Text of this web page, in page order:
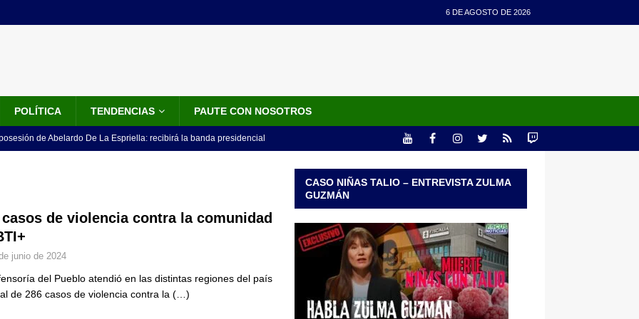
6 DE AGOSTO DE 2026
POLÍTICA TENDENCIAS PAUTE CON NOSOTROS
de Abelardo De La Espriella: recibirá la banda presidencial
LO ÚLTIMO
de la banda presidencial que portará Abelardo De La
de un sastre colombiano reconocido en el mundo
Fiscalía amplía investigación por presunto lavado de activos y
casos de violencia contra la comunidad
junio de 2024
del Pueblo atendió en las distintas regiones del país
de 286 casos de violencia contra la (…)
CASO NIÑAS TALIO – ENTREVISTA ZULMA
GUZMÁN